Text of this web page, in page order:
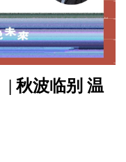
| 秋波临别 温